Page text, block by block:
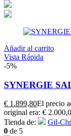
Añadir al carrito
Vista Rápida
-5%
SYNERGIE
€ 1.899,80El precio
original era: €
Tienda de:
Gil-
0 de 5